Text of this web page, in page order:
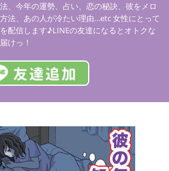
、今年の運勢、占い、恋の秘訣、彼をメロ
法、あの人が冷たい理由…etc 女性にとって
配信します♪LINEの友達になるとオトクな
けっ！